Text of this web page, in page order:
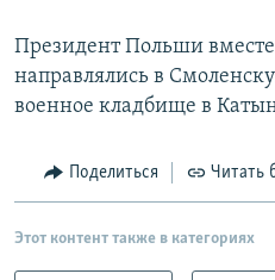
Президент Польши вместе
направлялись в
военное кладбище в
Поделиться Читать
Этот контент также в категориях